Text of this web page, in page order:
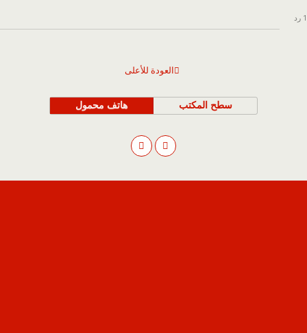
1 رد
العودة للأعلى
هاتف محمول سطح المكتب